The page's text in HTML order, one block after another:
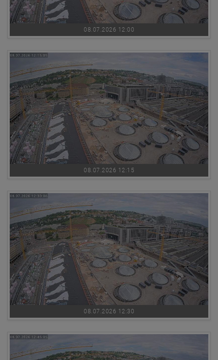
08.07.2026 12:00
08.07.2026 12:15
08.07.2026 12:30